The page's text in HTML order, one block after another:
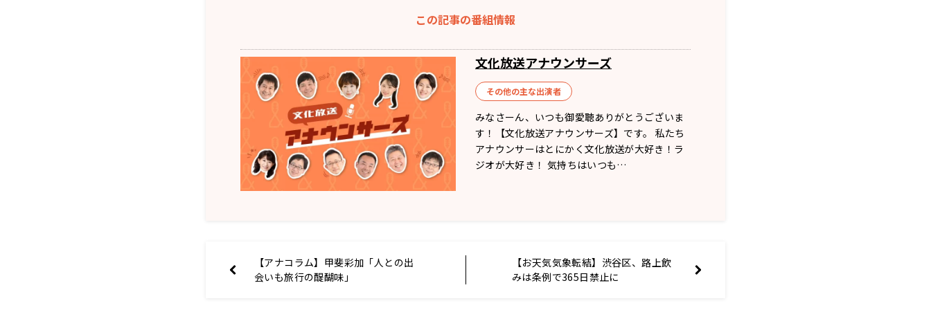
この記事の番組情報
文化放送アナウンサーズ
その他の主な出演者
みなさーん、いつも御愛聴ありがとうございま
す！【文化放送アナウンサーズ】です。 私たち
アナウンサーはとにかく文化放送が大好き！ラ
ジオが大好き！ 気持ちはいつも…
【アナコラム】甲斐彩加「人との出
会いも旅行の醍醐味」
【お天気気象転結】渋谷区、路上飲
みは条例で365日禁止に